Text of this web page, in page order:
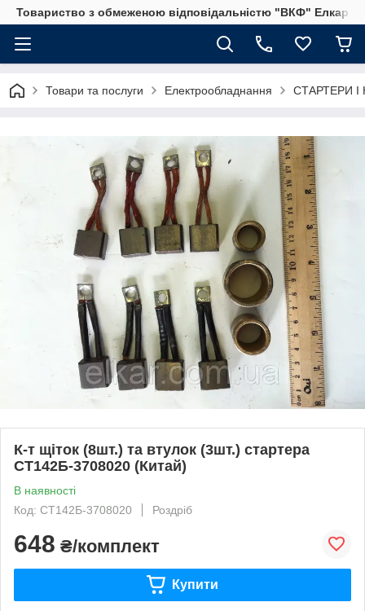
Товариство з обмеженою відповідальністю "ВКФ" Елкар"
Товари та послуги Електрообладнання СТАРТЕРИ І
К-т щіток (8шт.) та втулок (3шт.) стартера
СТ142Б-3708020 (Китай)
В наявності
Код: СТ142Б-3708020
Роздріб
648 ₴/комплект
Купити